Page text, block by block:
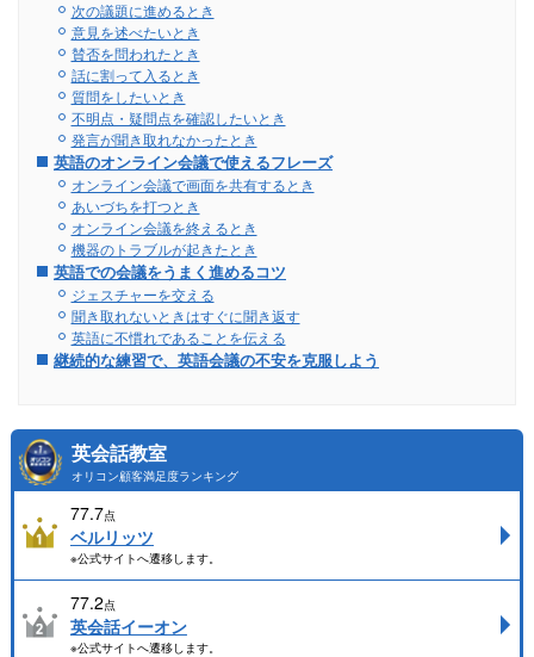
次の議題に進めるとき
意見を述べたいとき
賛否を問われたとき
話に割って入るとき
質問をしたいとき
不明点・疑問点を確認したいとき
発言が聞き取れなかったとき
英語のオンライン会議で使えるフレーズ
オンライン会議で画面を共有するとき
あいづちを打つとき
オンライン会議を終えるとき
機器のトラブルが起きたとき
英語での会議をうまく進めるコツ
ジェスチャーを交える
聞き取れないときはすぐに聞き返す
英語に不慣れであることを伝える
継続的な練習で、英語会議の不安を克服しよう
英会話教室
オリコン顧客満足度ランキング
77.7点
ベルリッツ
※公式サイトへ遷移します。
77.2点
英会話イーオン
※公式サイトへ遷移します。